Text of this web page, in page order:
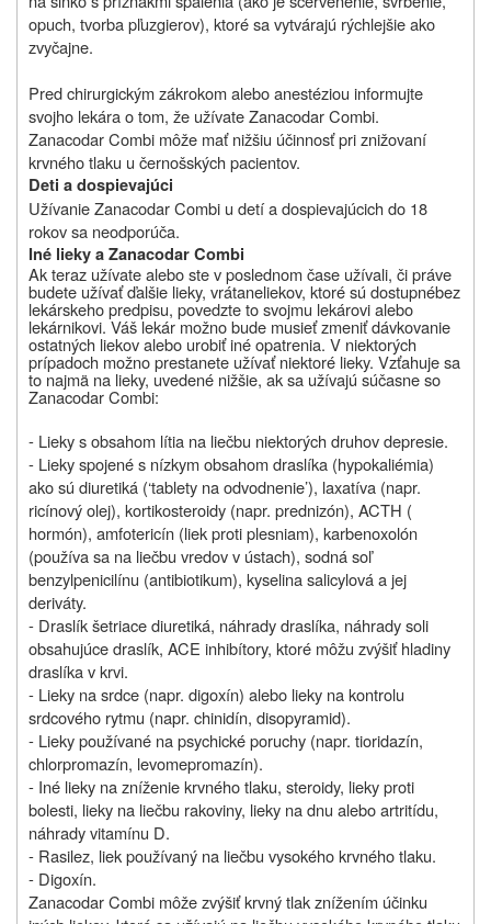
opuch, tvorba pľuzgierov), ktoré sa vytvárajú rýchlejšie ako
zvyčajne.
Pred chirurgickým zákrokom alebo anestéziou informujte
svojho lekára o tom, že užívate Zanacodar Combi.
Zanacodar Combi môže mať nižšiu účinnosť pri znižovaní
krvného tlaku u černošských pacientov.
Deti a dospievajúci
Užívanie Zanacodar Combi u detí a dospievajúcich do 18
rokov sa neodporúča.
Iné lieky a Zanacodar Combi
Ak teraz užívate alebo ste v poslednom čase užívali, či práve
budete užívať ďalšie lieky, vrátaneliekov, ktoré sú dostupnébez
lekárskeho predpisu, povedzte to svojmu lekárovi alebo
lekárnikovi. Váš lekár možno bude musieť zmeniť dávkovanie
ostatných liekov alebo urobiť iné opatrenia. V niektorých
prípadoch možno prestanete užívať niektoré lieky. Vzťahuje sa
to najmä na lieky, uvedené nižšie, ak sa užívajú súčasne so
Zanacodar Combi:
- Lieky s obsahom lítia na liečbu niektorých druhov depresie.
- Lieky spojené s nízkym obsahom draslíka (hypokaliémia)
ako sú diuretiká (‘tablety na odvodnenie’), laxatíva (napr.
ricínový olej), kortikosteroidy (napr. prednizón), ACTH (
hormón), amfotericín (liek proti plesniam), karbenoxolón
(používa sa na liečbu vredov v ústach), sodná soľ
benzylpenicilínu (antibiotikum), kyselina salicylová a jej
deriváty.
- Draslík šetriace diuretiká, náhrady draslíka, náhrady soli
obsahujúce draslík, ACE inhibítory, ktoré môžu zvýšiť hladiny
draslíka v krvi.
- Lieky na srdce (napr. digoxín) alebo lieky na kontrolu
srdcového rytmu (napr. chinidín, disopyramid).
- Lieky používané na psychické poruchy (napr. tioridazín,
chlorpromazín, levomepromazín).
- Iné lieky na zníženie krvného tlaku, steroidy, lieky proti
bolesti, lieky na liečbu rakoviny, lieky na dnu alebo artritídu,
náhrady vitamínu D.
- Rasilez, liek používaný na liečbu vysokého krvného tlaku.
- Digoxín.
Zanacodar Combi môže zvýšiť krvný tlak znížením účinku